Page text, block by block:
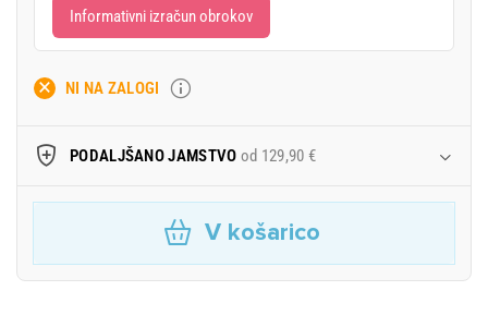
Informativni izračun obrokov
NI NA ZALOGI
PODALJŠANO JAMSTVO od 129,90 €
V košarico